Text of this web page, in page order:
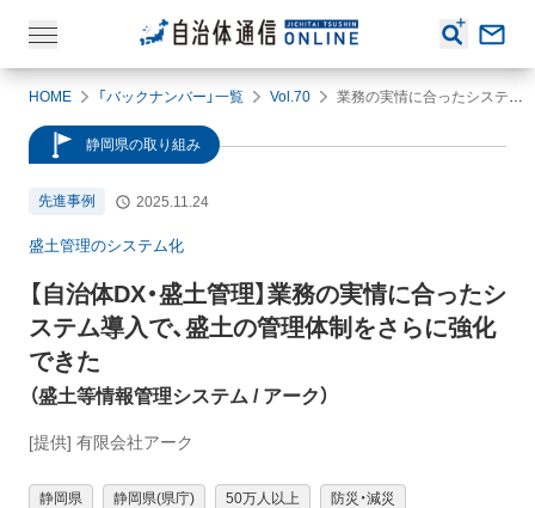
HOME 「バックナンバー」一覧 Vol.70 業務の実情に合ったシステム導入で、盛土の管理体制をさらに強化できた
静岡県の取り組み
先進事例 2025.11.24
盛土管理のシステム化
【自治体DX・盛土管理】 業務の実情に合ったシ
ステム導入で、盛土の管理体制をさらに強化
できた
（盛土等情報管理システム / アーク）
[提供] 有限会社アーク
静岡県 静岡県(県庁) 50万人以上 防災・減災